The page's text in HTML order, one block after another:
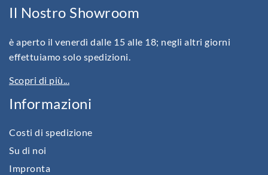
Il Nostro Showroom
è aperto il venerdì dalle 15 alle 18; negli altri giorni
effettuiamo solo spedizioni.
Scopri di più...
Informazioni
Costi di spedizione
Su di noi
Impronta